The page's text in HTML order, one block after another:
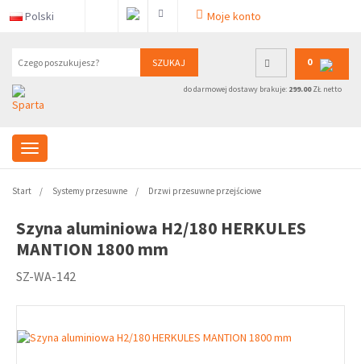
Polski Moje konto
SZUKAJ 0
do darmowej dostawy brakuje: 299.00ZŁ netto
Start Systemy przesuwne Drzwi przesuwne przejściowe
Szyna aluminiowa H2/180 HERKULES
MANTION 1800 mm
SZ-WA-142